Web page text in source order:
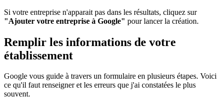
Si votre entreprise n'apparait pas dans les résultats, cliquez sur
"Ajouter votre entreprise à Google" pour lancer la création.
Remplir les informations de votre
établissement
Google vous guide à travers un formulaire en plusieurs étapes. Voici
ce qu'il faut renseigner et les erreurs que j'ai constatées le plus
souvent.